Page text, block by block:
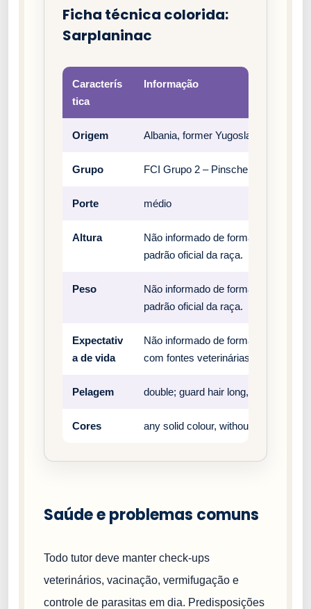
Ficha técnica colorida:
Sarplaninac
Caracterís
tica
Informação
Origem Albania, former Yugoslavia, North
Grupo FCI Grupo 2 – Pinscher,
Porte médio
Altura
Não informado de forma
padrão oficial da raça.
Peso
Não informado de forma
padrão oficial da raça.
Expectativ
a de vida
Não informado de forma
com fontes veterinárias e clubes
Pelagem double; guard hair long, flat and
Cores any solid colour, without white
Saúde e problemas comuns
Todo tutor deve manter check-ups
veterinários, vacinação, vermifugação e
controle de parasitas em dia. Predisposições